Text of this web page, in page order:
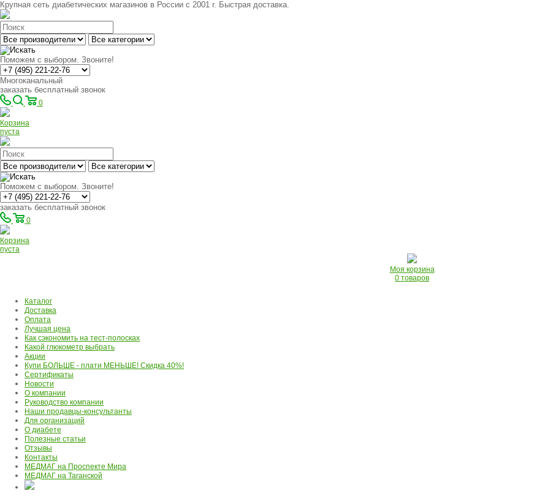
Крупная сеть диабетических магазинов в России с 2001 г. Быстрая доставка.
Поможем с выбором. Звоните!
Многоканальный
заказать бесплатный звонок
0
Корзина
пуста
Поможем с выбором. Звоните!
заказать бесплатный звонок
0
Корзина
пуста
Моя корзина
0 товаров
Каталог
Доставка
Оплата
Лучшая цена
Как сэкономить на тест-полосках
Какой глюкометр выбрать
Акции
Купи БОЛЬШЕ - плати МЕНЬШЕ! Скидка 40%!
Сертификаты
Новости
О компании
Руководство компании
Наши продавцы-консультанты
Для организаций
О диабете
Полезные статьи
Отзывы
Контакты
МЕДМАГ на Проспекте Мира
МЕДМАГ на Таганской